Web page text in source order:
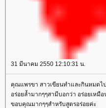
31 มีนาคม 2550 12:10:31 น.
คุณแพรขา สาวเขียนทำและกินหมดไ
อร่อยล้ำมากๆๆสามีบอกว่า อร่อยเหมื
ขอบคุณมากๆๆสำหรับสูตรอร่อยค่ะ